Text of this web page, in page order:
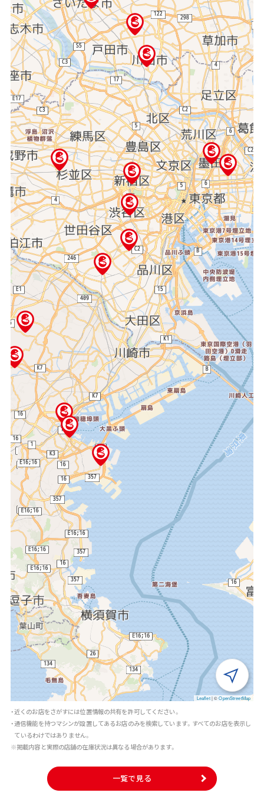
Leaflet |©OpenStreetMap
・近くのお店をさがすには位置情報の共有を許可してください。
・通信機能を持つマシンが設置してあるお店のみを検索しています。すべてのお店を表示し
ているわけではありません。
※掲載内容と実際の店舗の在庫状況は異なる場合があります。
一覧で見る